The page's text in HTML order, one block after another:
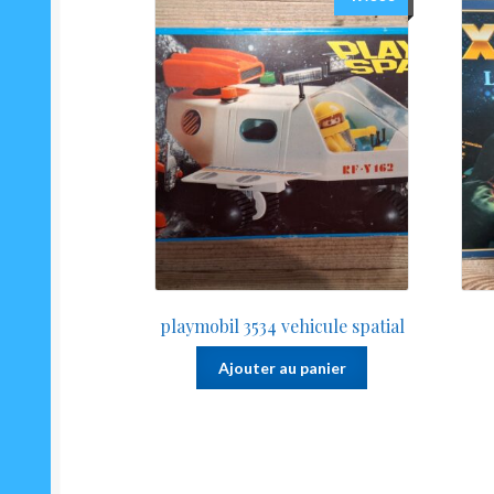
playmobil 3534 vehicule spatial
Ajouter au panier